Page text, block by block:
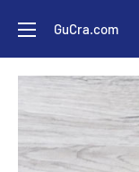
テ
GuCra.com